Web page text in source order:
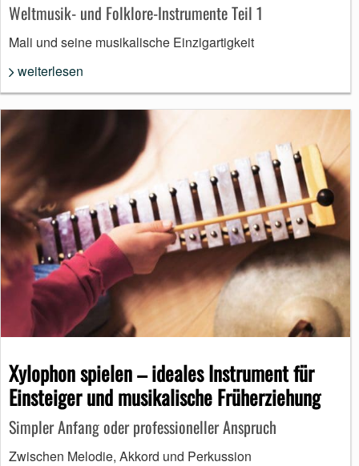
Weltmusik- und Folklore-Instrumente Teil 1
Mali und seine musikalische Einzigartigkeit
weiterlesen
Xylophon spielen – ideales Instrument für
Einsteiger und musikalische Früherziehung
Simpler Anfang oder professioneller Anspruch
Zwischen Melodie, Akkord und Perkussion